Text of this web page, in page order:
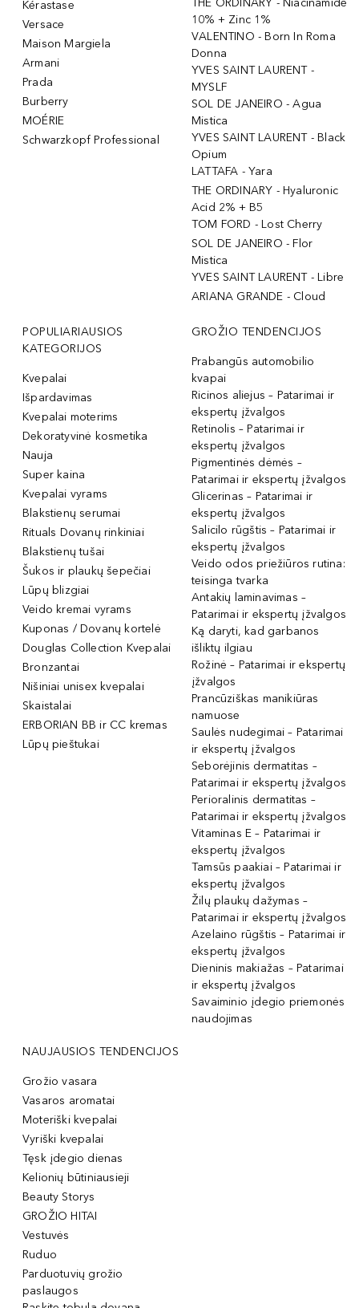
Kérastase
Versace
Maison Margiela
Armani
Prada
Burberry
MOÉRIE
Schwarzkopf Professional
THE ORDINARY - Niacinamide
10% + Zinc 1%
VALENTINO - Born In Roma
Donna
YVES SAINT LAURENT -
MYSLF
SOL DE JANEIRO - Agua
Mistica
YVES SAINT LAURENT - Black
Opium
LATTAFA - Yara
THE ORDINARY - Hyaluronic
Acid 2% + B5
TOM FORD - Lost Cherry
SOL DE JANEIRO - Flor
Mistica
YVES SAINT LAURENT - Libre
ARIANA GRANDE - Cloud
POPULIARIAUSIOS
KATEGORIJOS
Kvepalai
Išpardavimas
Kvepalai moterims
Dekoratyvinė kosmetika
Nauja
Super kaina
Kvepalai vyrams
Blakstienų serumai
Rituals Dovanų rinkiniai
Blakstienų tušai
Šukos ir plaukų šepečiai
Lūpų blizgiai
Veido kremai vyrams
Kuponas / Dovanų kortelė
Douglas Collection Kvepalai
Bronzantai
Nišiniai unisex kvepalai
Skaistalai
ERBORIAN BB ir CC kremas
Lūpų pieštukai
GROŽIO TENDENCIJOS
Prabangūs automobilio
kvapai
Ricinos aliejus – Patarimai ir
ekspertų įžvalgos
Retinolis – Patarimai ir
ekspertų įžvalgos
Pigmentinės dėmės –
Patarimai ir ekspertų įžvalgos
Glicerinas – Patarimai ir
ekspertų įžvalgos
Salicilo rūgštis – Patarimai ir
ekspertų įžvalgos
Veido odos priežiūros rutina:
teisinga tvarka
Antakių laminavimas –
Patarimai ir ekspertų įžvalgos
Ką daryti, kad garbanos
išliktų ilgiau
Rožinė – Patarimai ir ekspertų
įžvalgos
Prancūziškas manikiūras
namuose
Saulės nudegimai – Patarimai
ir ekspertų įžvalgos
Seborėjinis dermatitas –
Patarimai ir ekspertų įžvalgos
Perioralinis dermatitas –
Patarimai ir ekspertų įžvalgos
Vitaminas E – Patarimai ir
ekspertų įžvalgos
Tamsūs paakiai – Patarimai ir
ekspertų įžvalgos
Žilų plaukų dažymas –
Patarimai ir ekspertų įžvalgos
Azelaino rūgštis – Patarimai ir
ekspertų įžvalgos
Dieninis makiažas – Patarimai
ir ekspertų įžvalgos
Savaiminio įdegio priemonės
naudojimas
NAUJAUSIOS TENDENCIJOS
Grožio vasara
Vasaros aromatai
Moteriški kvepalai
Vyriški kvepalai
Tęsk įdegio dienas
Kelionių būtiniausieji
Beauty Storys
GROŽIO HITAI
Vestuvės
Ruduo
Parduotuvių grožio
paslaugos